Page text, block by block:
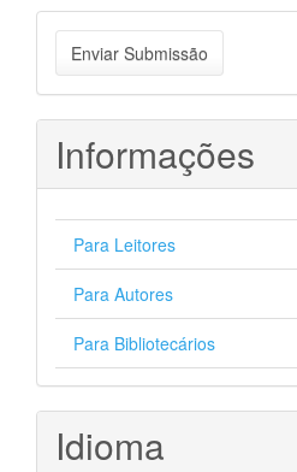
Enviar
Submissão
Enviar Submissão
Informações
Para Leitores
Para Autores
Para Bibliotecários
Idioma